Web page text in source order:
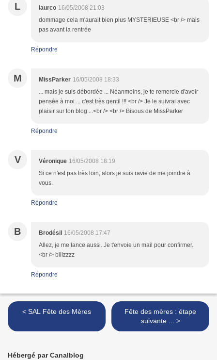
L laurco 16/05/2008 21:03
dommage cela m'aurait bien plus MYSTERIEUSE <br /> mais
pas avant la rentrée
Répondre
M MissParker 16/05/2008 18:33
... mais je suis débordée ... Néanmoins, je te remercie d'avoir
pensée à moi ... c'est très gentil !!! <br /> Je le suivrai avec
plaisir sur ton blog ...<br /> <br /> Bisous de MissParker
Répondre
V Véronique 16/05/2008 18:19
Si ce n'est pas très loin, alors je suis ravie de me joindre à
vous.
Répondre
B Brodésil 16/05/2008 17:47
Allez, je me lance aussi. Je t'envoie un mail pour confirmer.
<br /> biiizzzz
Répondre
< SAL Fête des Mères
Fête des mères : étape
suivante ... >
Hébergé par Canalblog